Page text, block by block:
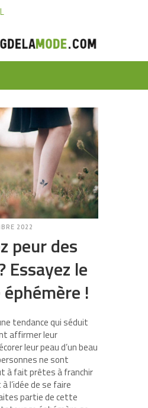
2022
peur des
Essayez le
!
tendance qui séduit
affirmer leur
leur peau d’un beau
ne sont
à fait prêtes à franchir
l’idée de se faire
partie de cette